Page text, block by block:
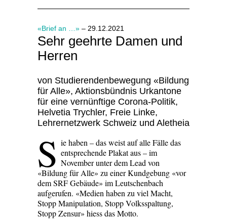
«Brief an …» – 29.12.2021
Sehr geehrte Damen und
Herren
von Studierendenbewegung «Bildung
für Alle», Aktionsbündnis Urkantone
für eine vernünftige Corona-Politik,
Helvetia Trychler, Freie Linke,
Lehrernetzwerk Schweiz und Aletheia
S ie haben – das weist auf alle Fälle das
entsprechende Plakat aus – im
November unter dem Lead von
«Bildung für Alle» ­zu einer Kundgebung «vor
dem SRF ­Gebäude» im Leutschenbach
aufgerufen. «Medien haben zu viel Macht,
Stopp ­Manipulation, Stopp Volksspaltung,
Stopp Zensur» hiess das Motto.